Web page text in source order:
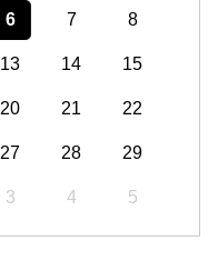
6 7 8
13 14 15
20 21 22
27 28 29
3 4 5